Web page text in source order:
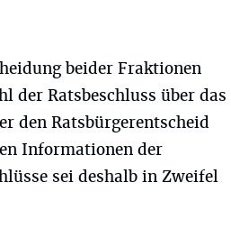
beider Fraktionen
der Ratsbeschluss über das
den Ratsbürgerentscheid
Informationen der
sei deshalb in Zweifel